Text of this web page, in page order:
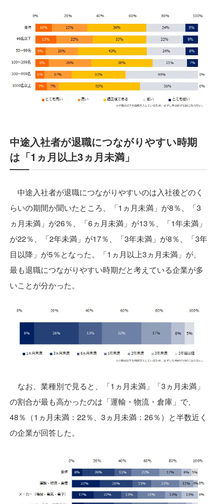
中途入社者が退職につながりやすい時期
は「1ヵ月以上3ヵ月未満」
中途入社者が退職につながりやすいのは入社後どのく
らいの期間か聞いたところ、「1ヵ月未満」が8％、「3
ヵ月未満」が26％、「6ヵ月未満」が13％、「1年未満」
が22％、「2年未満」が17％、「3年未満」が8％、「3年
目以降」が5％となった。「1ヵ月以上3ヵ月未満」が、
最も退職につながりやすい時期だと考えている企業が多
いことが分かった。
なお、業種別で見ると、「1ヵ月未満」「3ヵ月未満」
の割合が最も高かったのは「運輸・物流・倉庫」で、
48％（1ヵ月未満：22％、3ヵ月未満：26％）と半数近く
の企業が回答した。